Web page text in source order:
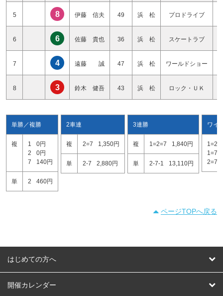
5 8 伊藤 信夫 49 浜 松 プロドライブ
6 6 佐藤 貴也 36 浜 松 スケートラブ
7 4 遠藤 誠 47 浜 松 ワールドショー
8 3 鈴木 健吾 43 浜 松 ロック・ＵＫ
単勝／複勝
複 1
0円
2
0円
7
140円
単 2 460円
2車連
複 2=7 1,350円
単 2-7 2,880円
3連勝
複 1=2=7 1,840円
単 2-7-1 13,110円
ワイ
1=2
1=7
2=7
ページTOPへ戻る
はじめての方へ
はじめての方へ
開催カレンダー